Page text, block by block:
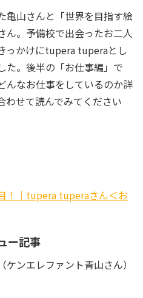
亀山さんと「世界を目指す絵
ん。予備校で出会ったお二人
っかけにtupera tuperaとし
た。後半の「お仕事編」で
んなお仕事をしているのか詳
わせて読んでみてください
！｜tupera tuperaさん＜お
ー記事
ンエレファント青山さん）